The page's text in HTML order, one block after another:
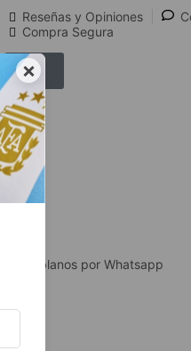
×
Reseñas y Opiniones
Compra Segura
0
Hablanos por Whatsapp